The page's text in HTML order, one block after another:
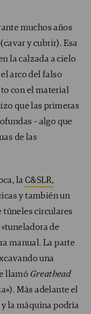
muchos años
(cavar y cubrir). Esa
la calzada a cielo
arco del falso
con el material
que las primeras
– algo que
de las
la C&SLR,
y también un
túneles circulares
de
manual. La parte
una
llamó Greathead
Más adelante el
y la máquina podría